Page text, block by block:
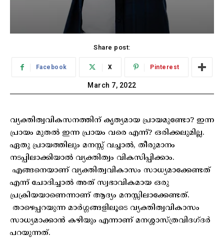
Share post:
Facebook X Pinterest
March 7, 2022
വ്യക്തിത്വവികസനത്തിന് കൃത്യമായ പ്രായമുണ്ടോ? ഇന്ന
പ്രായം മുതൽ ഇന്ന പ്രായം വരെ എന്ന്? ഒരിക്കലുമില്ല.
ഏതു പ്രായത്തിലും മനസ്സ് വച്ചാൽ, തീരുമാനം
നടപ്പിലാക്കിയാൽ വ്യക്തിത്വം വികസിപ്പിക്കാം.
എങ്ങനെയാണ് വ്യക്തിത്വവികാസം സാധ്യമാക്കേണ്ടത്
എന്ന് ചോദിച്ചാൽ അത് സ്വഭാവികമായ ഒരു
പ്രക്രിയയാണെന്നാണ് ആദ്യം മനസ്സിലാക്കേണ്ടത്.
താഴെപ്പറയുന്ന മാർഗ്ഗങ്ങളിലൂടെ വ്യക്തിത്വവികാസം
സാധ്യമാക്കാൻ കഴിയും എന്നാണ് മനശ്ശാസ്ത്രവിദഗ്ദർ
പറയുന്നത്.